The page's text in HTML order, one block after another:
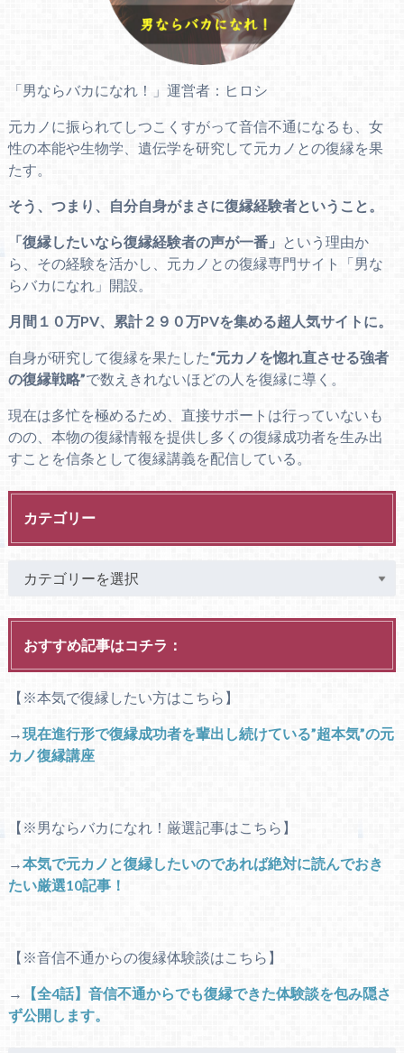
「男ならバカになれ！」運営者：ヒロシ
元カノに振られてしつこくすがって音信不通になるも、女
性の本能や生物学、遺伝学を研究して元カノとの復縁を果
たす。
そう、つまり、自分自身がまさに復縁経験者ということ。
「復縁したいなら復縁経験者の声が一番」
という理由か
ら、その経験を活かし、元カノとの復縁専門サイト「男な
らバカになれ」開設。
月間１０万PV、累計２９０万PVを集める超人気サイトに。
自身が研究して復縁を果たした“元カノを惚れ直させる強者
の復縁戦略”で数えきれないほどの人を復縁に導く。
現在は多忙を極めるため、直接サポートは行っていないも
のの、本物の復縁情報を提供し多くの復縁成功者を生み出
すことを信条として復縁講義を配信している。
カテゴリー
おすすめ記事はコチラ：
【※本気で復縁したい方はこちら】
→現在進行形で復縁成功者を輩出し続けている”超本気”の元
カノ復縁講座
【※男ならバカになれ！厳選記事はこちら】
→本気で元カノと復縁したいのであれば絶対に読んでおき
たい厳選10記事！
【※音信不通からの復縁体験談はこちら】
→
【全4話】音信不通からでも復縁できた体験談を包み隠さ
ず公開します。